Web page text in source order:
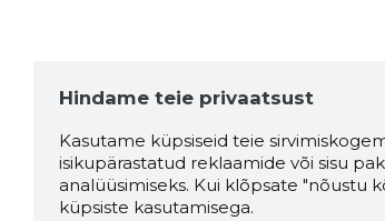
Hindame teie privaatsust
Kasutame küpsiseid teie
isikupärastatud reklaamide või sisu
analüüsimiseks. Kui klõpsate "nõustu
küpsiste kasutamisega.